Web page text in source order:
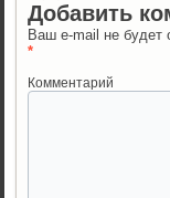
Добавить
Ваш e-mail не будет
*
Комментарий